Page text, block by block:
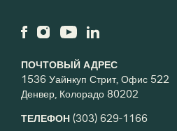
ПОЧТОВЫЙ АДРЕС
1536 Уайнкуп Стрит, Офис 522
Денвер, Колорадо 80202
ТЕЛЕФОН (303) 629-1166